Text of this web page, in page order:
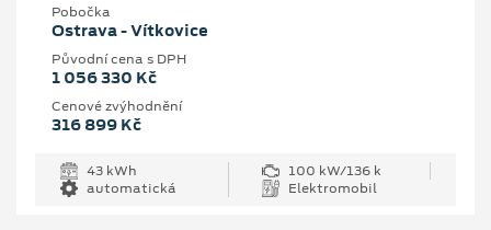
Pobočka
Ostrava - Vítkovice
Původní cena s DPH
1 056 330 Kč
Cenové zvýhodnění
316 899 Kč
43 kWh
100 kW/136 k
automatická
Elektromobil